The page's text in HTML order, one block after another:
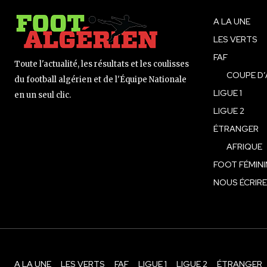
Toute l'actualité, les résultats et les coulisses
du football algérien et de l'Équipe Nationale
en un seul clic.
A LA UNE
LES VERTS
FAF
COUPE
LIGUE 1
LIGUE 2
ÉTRANGER
AFRIQUE
FOOT
NOUS ÉCRIRE
A LA UNE LES VERTS FAF LIGUE 1 LIGUE 2 ÉTRANGER